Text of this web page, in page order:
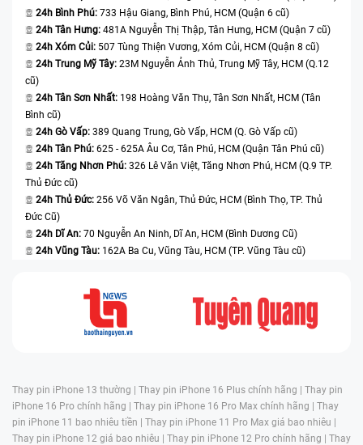
phụ thuộc vào cách sử dụng và quản lý pin của người
dùng.
Sử dụng pin không đúng cách: Cách sử dụng và quản
lý pin cũng có thể ảnh hưởng đến tuổi thọ và hiệu suất
pin. Việc sạc pin quá lâu hoặc để pin hoàn toàn hết
điện trước khi sạc lại có thể gây căng cơ của pin và
làm giảm tuổi thọ. Điều này đặc biệt quan trọng với pin
lithium-ion, vì việc để pin hoàn toàn hết điện thường
không được khuyến nghị. Ngoài ra, việc sử dụng các
phụ kiện không chính hãng hoặc không đảm bảo chất
lượng cũng có thể gây hại cho pin và làm giảm hiệu
suất hoạt động của nó.
đúng cách hoặc sử dụng sạc không đúng công suất
cũng có thể gây chai pin. Sử dụng sạc không đúng
công suất hoặc không đảm bảo điện áp và dòng điện
nhanh và sạc không dây, vì vậy, việc sử dụng các sạc
không tương thích hoặc không đủ công suất có thể
gây ra vấn đề với pin.
24h Bình Phú: 733 Hậu Giang, Bình Phú, HCM (Quận 6 cũ)
24h Tân Hưng: 481A Nguyễn Thị Thập, Tân Hưng, HCM (Quận 7 cũ)
24h Xóm Củi: 507 Tùng Thiện Vương, Xóm Củi, HCM (Quận 8 cũ)
24h Trung Mỹ Tây: 23M Nguyễn Ảnh Thủ, Trung Mỹ Tây, HCM (Q.12
cũ)
24h Tân Sơn Nhất: 198 Hoàng Văn Thụ, Tân Sơn Nhất, HCM (Tân
Bình cũ)
24h Gò Vấp: 389 Quang Trung, Gò Vấp, HCM (Q. Gò Vấp cũ)
24h Tân Phú: 625 - 625A Âu Cơ, Tân Phú, HCM (Quận Tân Phú cũ)
24h Tăng Nhơn Phú: 326 Lê Văn Việt, Tăng Nhơn Phú, HCM (Q.9 TP.
Thủ Đức cũ)
24h Thủ Đức: 256 Võ Văn Ngân, Thủ Đức, HCM (Bình Thọ, TP. Thủ
Đức Cũ)
24h Dĩ An: 70 Nguyễn An Ninh, Dĩ An, HCM (Bình Dương Cũ)
24h Vũng Tàu: 162A Ba Cu, Vũng Tàu, HCM (TP. Vũng Tàu cũ)
Thay pin iPhone 13 thường | Thay pin iPhone 16 Plus chính hãng | Thay pin
iPhone 16 Pro chính hãng | Thay pin iPhone 16 Pro Max chính hãng | Thay
pin iPhone 11 bao nhiêu tiền | Thay pin iPhone 11 Pro Max giá bao nhiêu |
Thay pin iPhone 12 giá bao nhiêu | Thay pin iPhone 12 Pro chính hãng | Thay